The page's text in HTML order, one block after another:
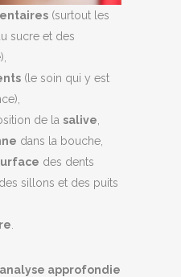
(surtout les
sucre et des
(le soin qui y est
de la salive
dans la bouche,
des dents
sillons et des puits
analyse approfondie